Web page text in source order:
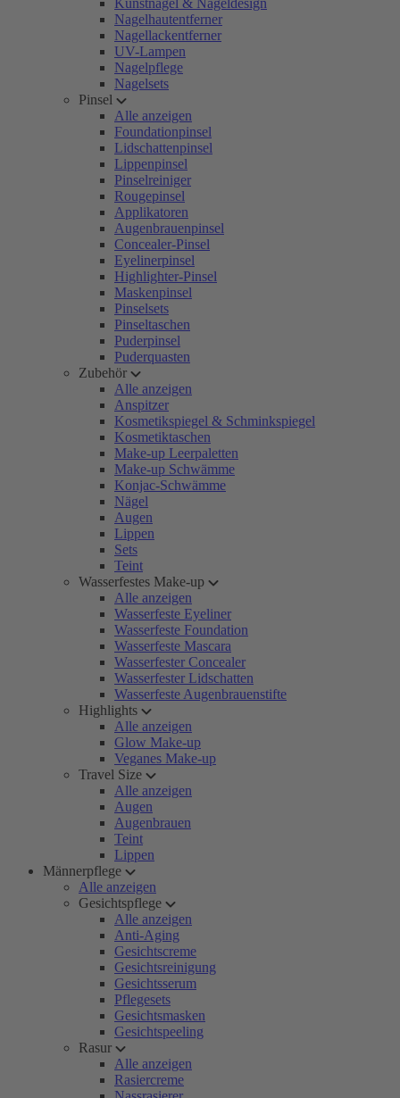
Kunstnägel & Nageldesign
Nagelhautentferner
Nagellackentferner
UV-Lampen
Nagelpflege
Nagelsets
Pinsel
Alle anzeigen
Foundationpinsel
Lidschattenpinsel
Lippenpinsel
Pinselreiniger
Rougepinsel
Applikatoren
Augenbrauenpinsel
Concealer-Pinsel
Eyelinerpinsel
Highlighter-Pinsel
Maskenpinsel
Pinselsets
Pinseltaschen
Puderpinsel
Puderquasten
Zubehör
Alle anzeigen
Anspitzer
Kosmetikspiegel & Schminkspiegel
Kosmetiktaschen
Make-up Leerpaletten
Make-up Schwämme
Konjac-Schwämme
Nägel
Augen
Lippen
Sets
Teint
Wasserfestes Make-up
Alle anzeigen
Wasserfeste Eyeliner
Wasserfeste Foundation
Wasserfeste Mascara
Wasserfester Concealer
Wasserfester Lidschatten
Wasserfeste Augenbrauenstifte
Highlights
Alle anzeigen
Glow Make-up
Veganes Make-up
Travel Size
Alle anzeigen
Augen
Augenbrauen
Teint
Lippen
Männerpflege
Alle anzeigen
Gesichtspflege
Alle anzeigen
Anti-Aging
Gesichtscreme
Gesichtsreinigung
Gesichtsserum
Pflegesets
Gesichtsmasken
Gesichtspeeling
Rasur
Alle anzeigen
Rasiercreme